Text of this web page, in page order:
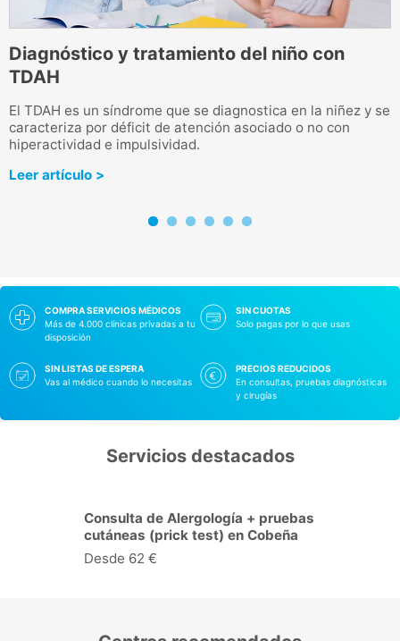
Diagnóstico y tratamiento del niño con
TDAH
El TDAH es un síndrome que se diagnostica en la niñez y se
caracteriza por déficit de atención asociado o no con
hiperactividad e impulsividad.
Leer artículo >
COMPRA SERVICIOS MÉDICOS
Más de 4.000 clínicas privadas a tu
disposición
SIN CUOTAS
Solo pagas por lo que usas
SIN LISTAS DE ESPERA
Vas al médico cuando lo necesitas
PRECIOS REDUCIDOS
En consultas, pruebas diagnósticas
y cirugías
Servicios destacados
Consulta de Dermatología en
Cobeña
Desde 38 €